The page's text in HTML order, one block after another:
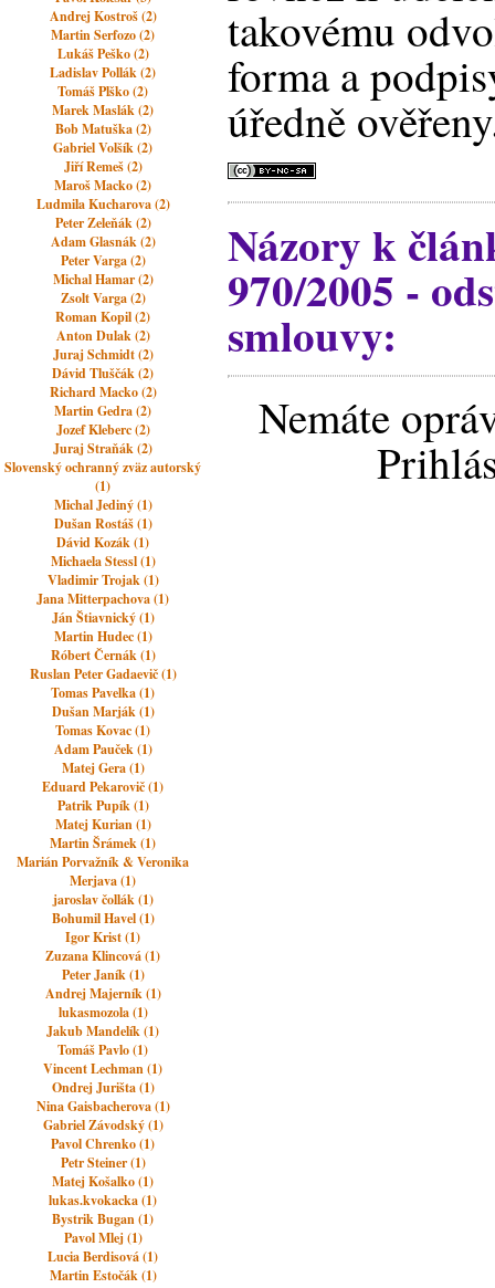
Andrej Kostroš (2)
Martin Serfozo (2)
Lukáš Peško (2)
Ladislav Pollák (2)
Tomáš Plško (2)
Marek Maslák (2)
Bob Matuška (2)
Gabriel Volšík (2)
Jiří Remeš (2)
Maroš Macko (2)
Ludmila Kucharova (2)
Peter Zeleňák (2)
Adam Glasnák (2)
Peter Varga (2)
Michal Hamar (2)
Zsolt Varga (2)
Roman Kopil (2)
Anton Dulak (2)
Juraj Schmidt (2)
Dávid Tluščák (2)
Richard Macko (2)
Martin Gedra (2)
Jozef Kleberc (2)
Juraj Straňák (2)
Slovenský ochranný zväz autorský
(1)
Michal Jediný (1)
Dušan Rostáš (1)
Dávid Kozák (1)
Michaela Stessl (1)
Vladimir Trojak (1)
Jana Mitterpachova (1)
Ján Štiavnický (1)
Martin Hudec (1)
Róbert Černák (1)
Ruslan Peter Gadaevič (1)
Tomas Pavelka (1)
Dušan Marják (1)
Tomas Kovac (1)
Adam Pauček (1)
Matej Gera (1)
Eduard Pekarovič (1)
Patrik Pupík (1)
Matej Kurian (1)
Martin Šrámek (1)
Marián Porvažník & Veronika
Merjava (1)
jaroslav čollák (1)
Bohumil Havel (1)
Igor Krist (1)
Zuzana Klincová (1)
Peter Janík (1)
Andrej Majerník (1)
lukasmozola (1)
Jakub Mandelík (1)
Tomáš Pavlo (1)
Vincent Lechman (1)
Ondrej Jurišta (1)
Nina Gaisbacherova (1)
Gabriel Závodský (1)
Pavol Chrenko (1)
Petr Steiner (1)
Matej Košalko (1)
lukas.kvokacka (1)
Bystrik Bugan (1)
Pavol Mlej (1)
Lucia Berdisová (1)
Martin Estočák (1)
takovému
forma a
úředně
Názory k
970/2005 -
smlouvy:
Nemáte